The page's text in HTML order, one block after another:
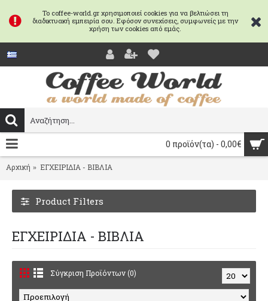
Το coffee-world.gr χρησιμοποιεί cookies για να βελτιώσει τη
διαδικτυακή εμπειρία σου. Εφόσον συνεχίσεις, συμφωνείς με την
χρήση των cookies από εμάς.
0 προϊόν(τα) - 0,00€
Αρχική ΕΓΧΕΙΡΙΔΙΑ - ΒΙΒΛΙΑ
Product Filters
ΕΓΧΕΙΡΙΔΙΑ - ΒΙΒΛΙΑ
Σύγκριση Προϊόντων (0)